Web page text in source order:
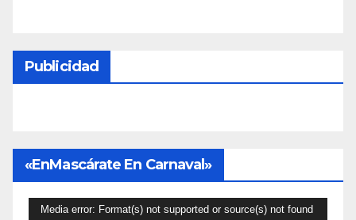
Publicidad
«EnMascárate En Carnaval»
Reproductor
Media error: Format(s) not supported or source(s) not found